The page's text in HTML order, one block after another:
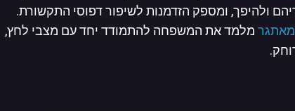
ולהיפך, ומספק הזדמנות לשיפור דפוסי התקשורת.
מלמד את המשפחה להתמודד יחד עם מצבי לחץ,